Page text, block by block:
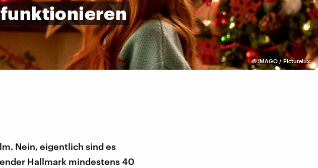
©IMAGO / Picturelux
funktionieren
Nein, eigentlich sind es
Hallmark mindestens 40